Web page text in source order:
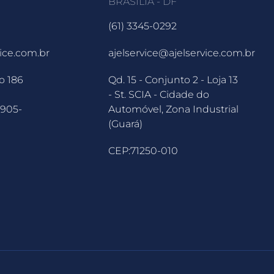
186
(61) 3345-0292
ajelservice@ajelservice.com.br
Qd. 15 - Conjunto 2 - Loja 13
- St. SCIA - Cidade do
Automóvel, Zona Industrial
(Guará)
CEP:71250-010